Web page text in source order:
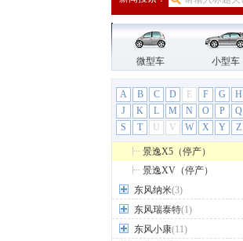
微型车 小型车
A B C D E F G H
J
K L M N O P Q
S
T U V W X Y Z
菱智PLUS
风行CM7（停产）
风行S500（停产）
景逸（停产）
景逸X3（停产）
景逸X5（停产）
景逸XV（停产）
东风纳米(3)
东风瑞泰特(1)
东风小康(11)